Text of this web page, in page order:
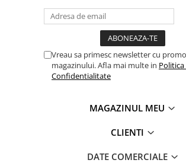
Vreau sa primesc newsletter cu
magazinului. Afla mai multe in Politica
Confidentialitate
MAGAZINUL MEU
CLIENTI
DATE COMERCIALE